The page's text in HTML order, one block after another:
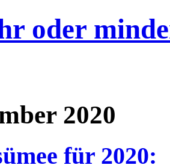
oder
2020
für 2020: